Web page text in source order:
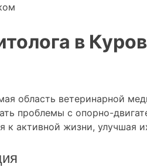
в
область ветеринарной
проблемы с опорно-
к активной жизни, улучшая